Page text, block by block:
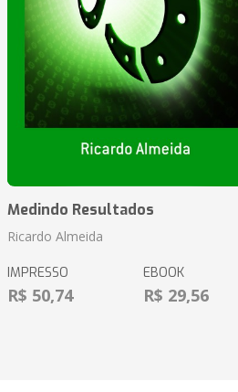
Medindo Resultados
Ricardo Almeida
IMPRESSO
R$ 50,74
EBOOK
R$ 29,56